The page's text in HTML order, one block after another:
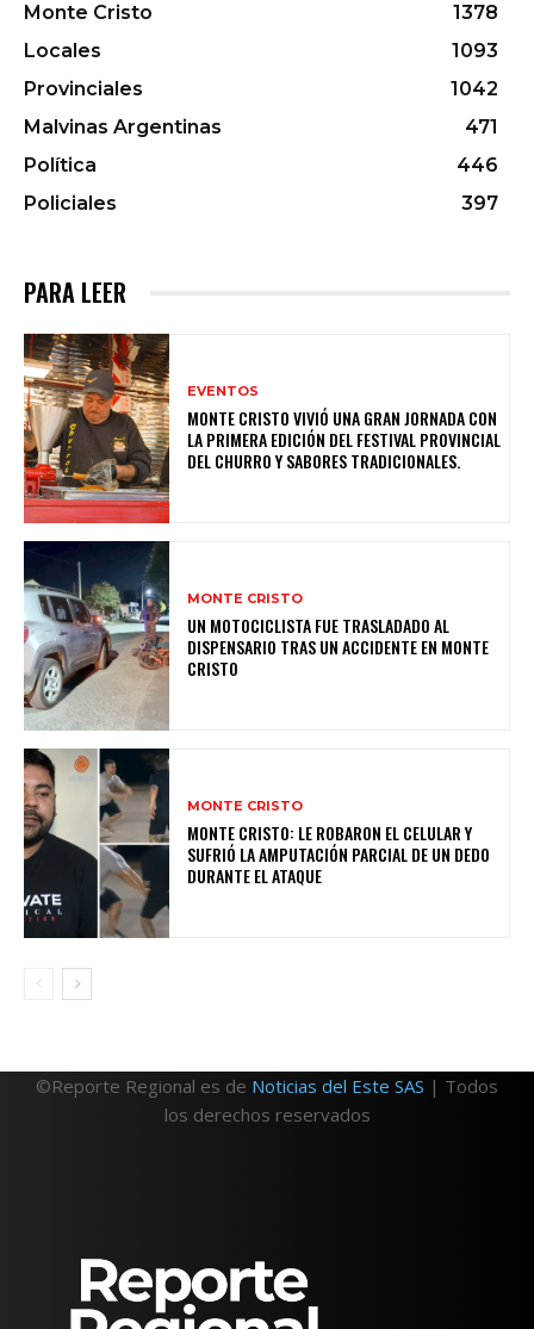
Monte Cristo
1378
Locales
1093
Provinciales
1042
Malvinas Argentinas
471
Política
446
Policiales
397
PARA LEER
EVENTOS
MONTE CRISTO VIVIÓ UNA GRAN JORNADA CON
LA PRIMERA EDICIÓN DEL FESTIVAL PROVINCIAL
DEL CHURRO Y SABORES TRADICIONALES.
MONTE CRISTO
UN MOTOCICLISTA FUE TRASLADADO AL
DISPENSARIO TRAS UN ACCIDENTE EN MONTE
CRISTO
MONTE CRISTO
MONTE CRISTO: LE ROBARON EL CELULAR Y
SUFRIÓ LA AMPUTACIÓN PARCIAL DE UN DEDO
DURANTE EL ATAQUE
©Reporte Regional es de Noticias del Este SAS | Todos
los derechos reservados